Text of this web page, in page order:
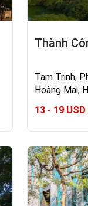
Thành
Tam Trinh,
Hoàng Mai,
13 - 19 USD